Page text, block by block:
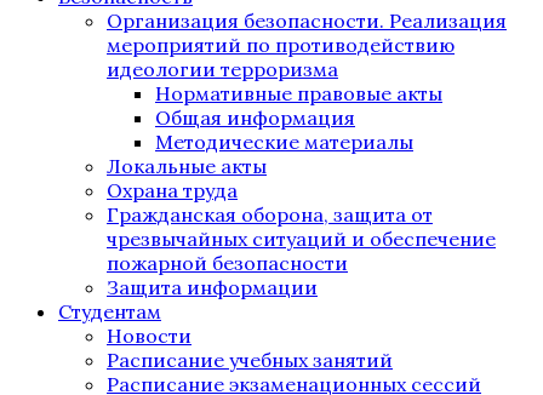
Организация безопасности. Реализация
мероприятий по противодействию
идеологии терроризма
Нормативные правовые акты
Общая информация
Методические материалы
Локальные акты
Охрана труда
Гражданская оборона, защита от
чрезвычайных ситуаций и обеспечение
пожарной безопасности
Защита информации
Студентам
Новости
Расписание учебных занятий
Расписание экзаменационных сессий